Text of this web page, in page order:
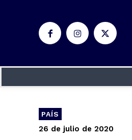
PAÍS
26 de julio de 2020